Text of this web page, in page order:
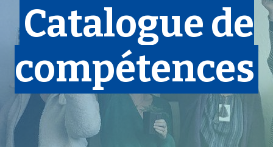
Catalogue de
compétences